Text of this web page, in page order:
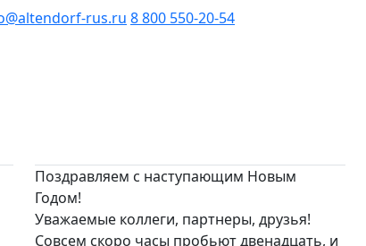
rus.ru 8 800 550-20-54
Поздравляем с наступающим Новым
Годом!
Уважаемые коллеги, партнеры, друзья!
Совсем скоро часы пробьют двенадцать, и